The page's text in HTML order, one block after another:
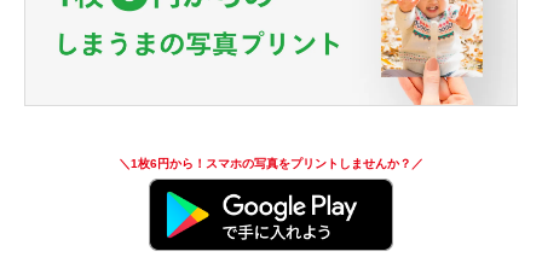
＼1枚6円から！スマホの写真をプリントしませんか？／